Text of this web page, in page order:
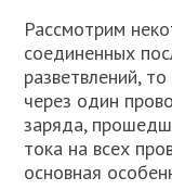
Рассмотрим
соединенных
разветвлений,
через один
заряда,
тока на всех
основная